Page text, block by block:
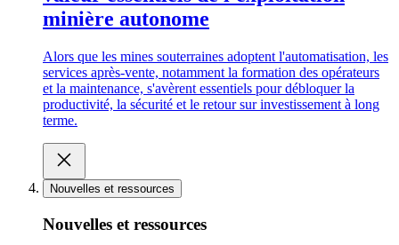
minière autonome
Alors que les mines souterraines adoptent l'automatisation, les
services après-vente, notamment la formation des opérateurs
et la maintenance, s'avèrent essentiels pour débloquer la
productivité, la sécurité et le retour sur investissement à long
terme.
Nouvelles et ressources
Nouvelles et ressources